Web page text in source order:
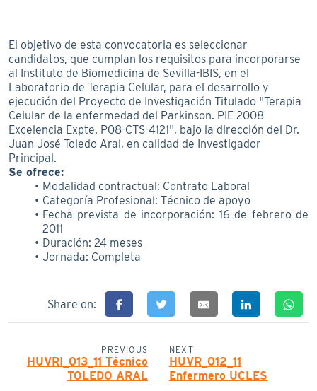
El objetivo de esta convocatoria es seleccionar
candidatos, que cumplan los requisitos para incorporarse
al Instituto de Biomedicina de Sevilla-IBIS, en el
Laboratorio de Terapia Celular, para el desarrollo y
ejecución del Proyecto de Investigación Titulado "Terapia
Celular de la enfermedad del Parkinson. PIE 2008
Excelencia Expte. P08-CTS-4121", bajo la dirección del Dr.
Juan José Toledo Aral, en calidad de Investigador
Principal.
Se ofrece:
Modalidad contractual: Contrato Laboral
Categoría Profesional: Técnico de apoyo
Fecha prevista de incorporación: 16 de febrero de
2011
Duración: 24 meses
Jornada: Completa
Share on:
PREVIOUS
HUVRI_013_11 Técnico
TOLEDO ARAL
NEXT
HUVR_012_11
Enfermero UCLES